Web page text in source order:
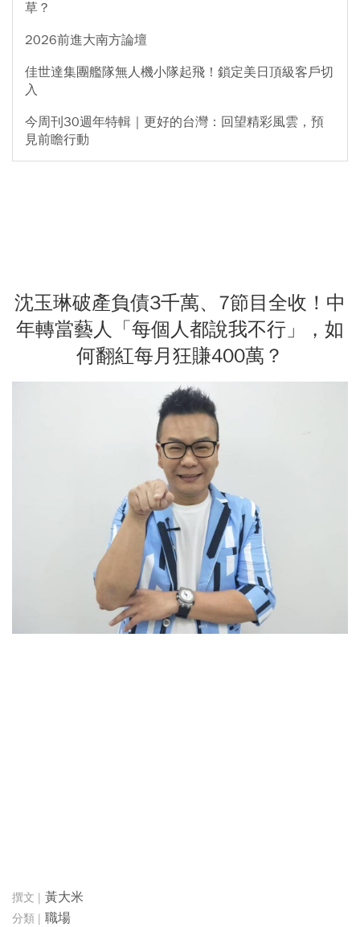
草？
2026前進大南方論壇
佳世達集團艦隊無人機小隊起飛！鎖定美日頂級客戶切
入
今周刊30週年特輯｜更好的台灣：回望精彩風雲，預
見前瞻行動
沈玉琳破產負債3千萬、7節目全收！中
年轉當藝人「每個人都說我不行」，如
何翻紅每月狂賺400萬？
黃大米
職場